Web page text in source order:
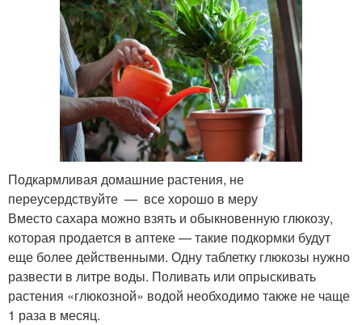
Подкармливая домашние растения, не
переусердствуйте — все хорошо в меру
Вместо сахара можно взять и обыкновенную глюкозу,
которая продается в аптеке — такие подкормки будут
еще более действенными. Одну таблетку глюкозы нужно
развести в литре воды. Поливать или опрыскивать
растения «глюкозной» водой необходимо также не чаще
1 раза в месяц.